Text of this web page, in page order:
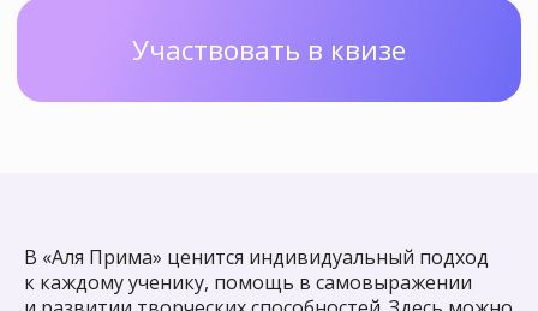
В «Аля Прима» ценится индивидуальный подход
к каждому ученику, помощь в самовыражении
Записаться
по рисованию
с нуля